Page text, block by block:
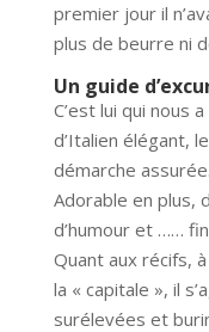
premier jour il
plus de beurre ni
Un guide
C’est lui qui nous
d’Italien élégant,
démarche
Adorable en plus,
d’humour et ……
Quant aux récifs,
la « capitale », il
surélevées et